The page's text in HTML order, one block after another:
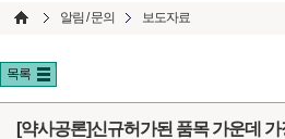
알림 / 문의 보도자료
목록
[약사공론]신규허가된 품목 가운데